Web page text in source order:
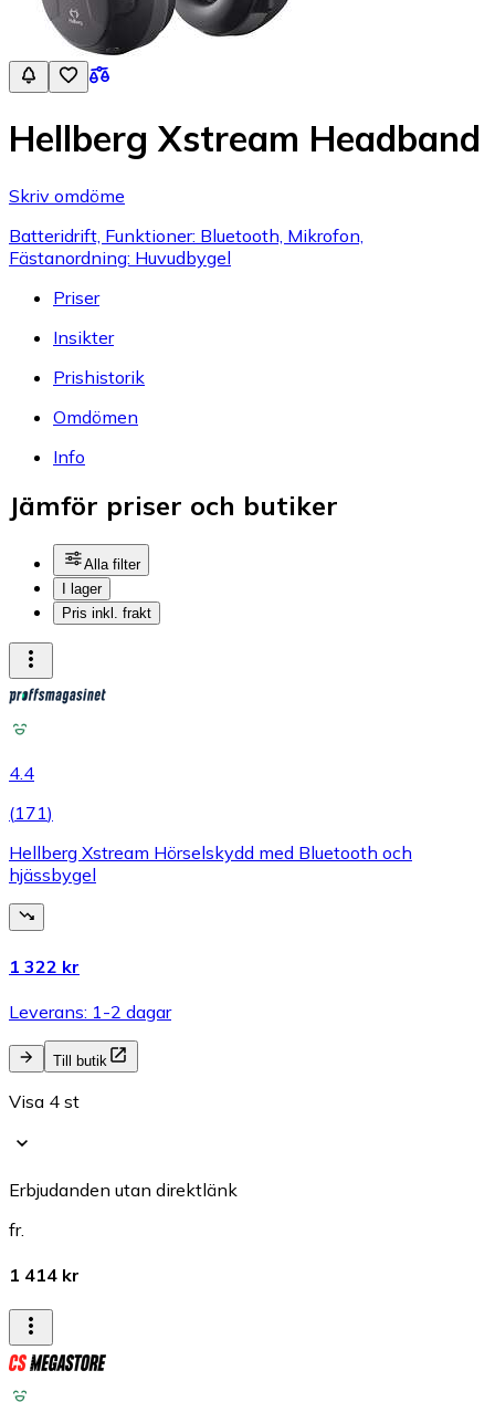
Hellberg Xstream Headband
Skriv omdöme
Batteridrift, Funktioner: Bluetooth, Mikrofon,
Fästanordning: Huvudbygel
Priser
Insikter
Prishistorik
Omdömen
Info
Jämför priser och butiker
Alla filter
I lager
Pris inkl. frakt
4.4
(171)
Hellberg Xstream Hörselskydd med Bluetooth och
hjässbygel
1 322 kr
Leverans: 1-2 dagar
Till butik
Visa 4 st
Erbjudanden utan direktlänk
fr.
1 414 kr